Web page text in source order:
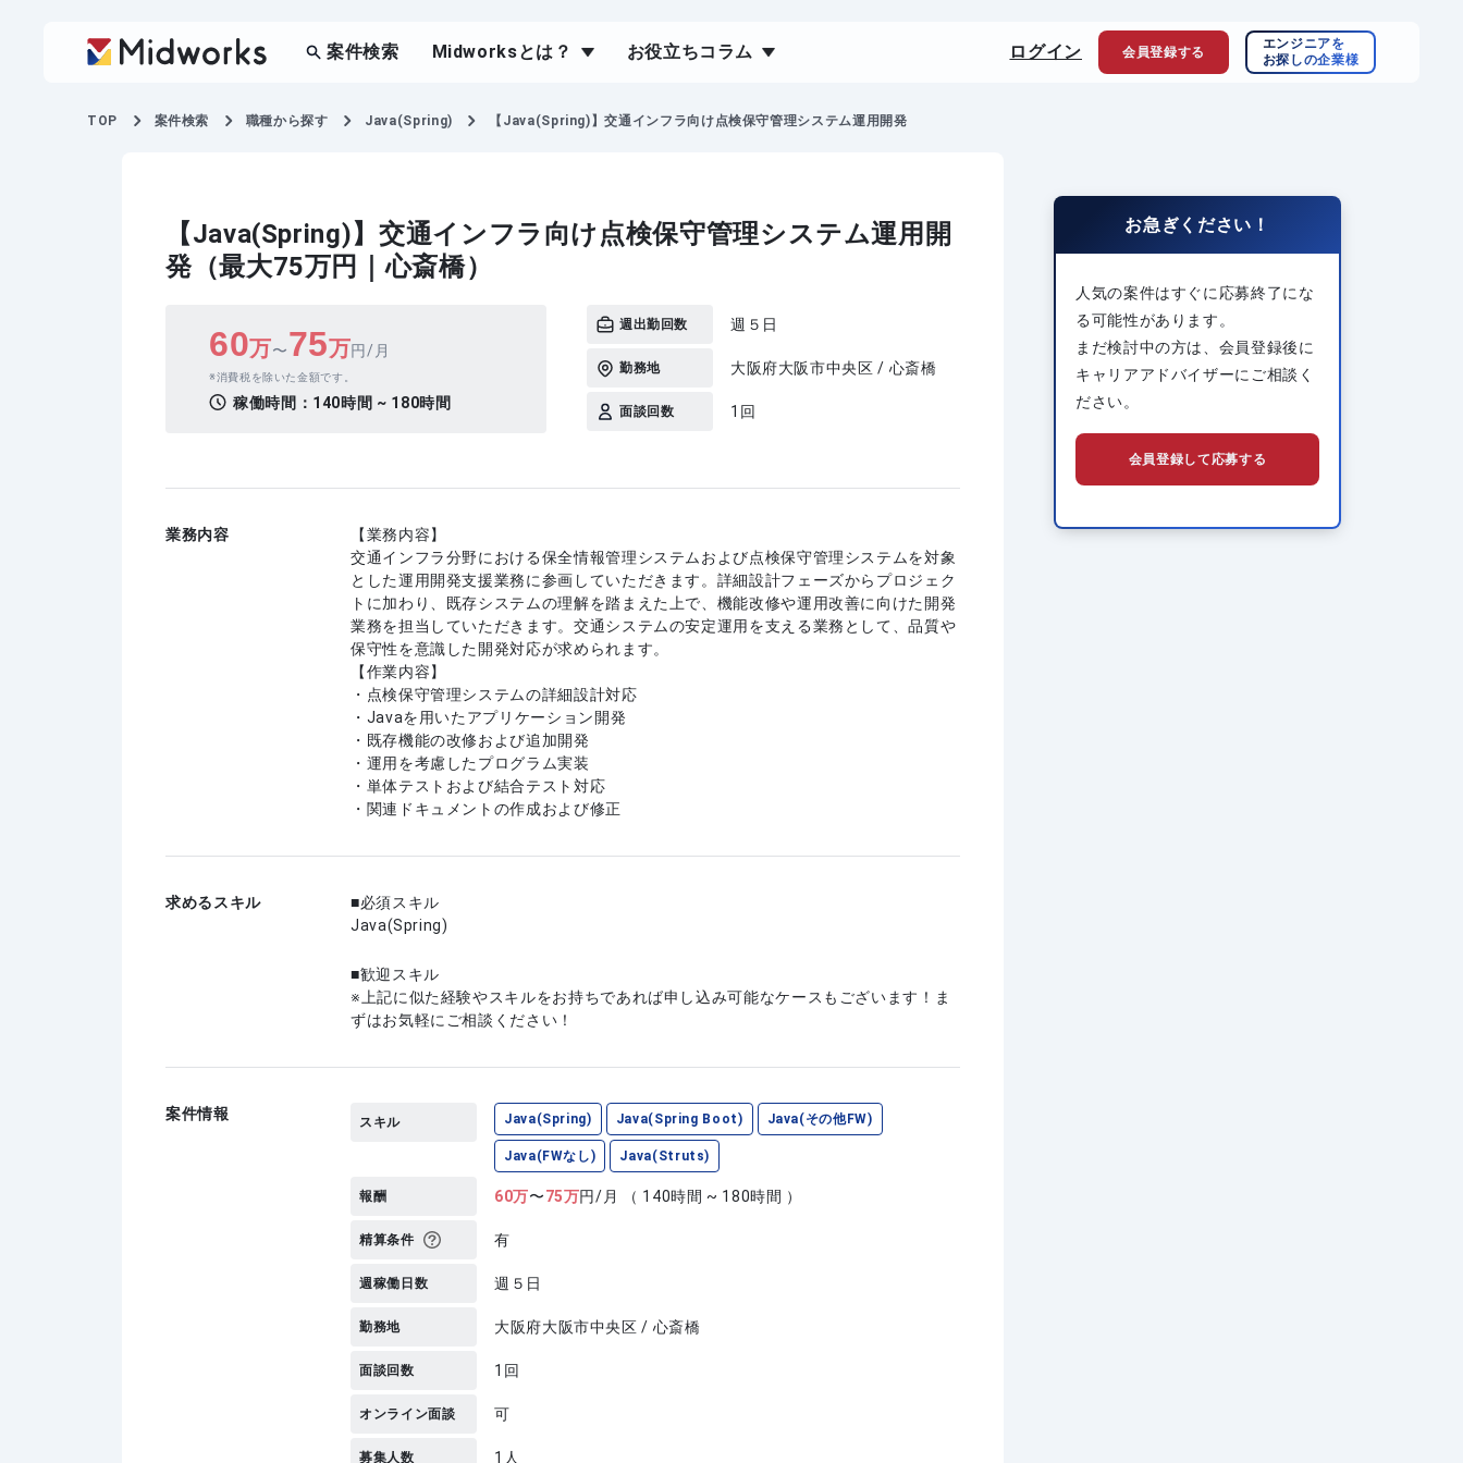
案件検索 Midworksとは？ お役立ちコラム ログイン 会員登録する
エンジニアを
お探しの企業様
TOP 案件検索 職種から探す Java(Spring) 【Java(Spring)】交通インフラ向け点検保守管理システム運用開発
【Java(Spring)】交通インフラ向け点検保守管理システム運用開
発（最大75万円｜心斎橋）
60万〜75万円/月
消費税を除いた金額です。
稼働時間： 140時間 ~ 180時間
週出勤回数 週５日
勤務地 大阪府大阪市中央区 / 心斎橋
面談回数 1回
業務内容
【業務内容】
交通インフラ分野における保全情報管理システムおよび点検保守管理システムを対象
とした運用開発支援業務に参画していただきます。詳細設計フェーズからプロジェク
トに加わり、既存システムの理解を踏まえた上で、機能改修や運用改善に向けた開発
業務を担当していただきます。交通システムの安定運用を支える業務として、品質や
保守性を意識した開発対応が求められます。
【作業内容】
・点検保守管理システムの詳細設計対応
・Javaを用いたアプリケーション開発
・既存機能の改修および追加開発
・運用を考慮したプログラム実装
・単体テストおよび結合テスト対応
・関連ドキュメントの作成および修正
求めるスキル
必須スキル
Java(Spring)
歓迎スキル
上記に似た経験やスキルをお持ちであれば申し込み可能なケースもございます！ま
ずはお気軽にご相談ください！
案件情報 スキル Java(Spring) Java(Spring Boot) Java(その他FW)
Java(FWなし) Java(Struts)
報酬 60万〜75万円/月 （ 140時間 ~ 180時間 ）
精算条件 有
週稼働日数 週５日
勤務地 大阪府大阪市中央区 / 心斎橋
面談回数 1回
オンライン面談 可
募集人数 1人
お急ぎください！
人気の案件はすぐに応募終了にな
る可能性があります。
まだ検討中の方は、会員登録後に
キャリアアドバイザーにご相談く
ださい。
会員登録して応募する